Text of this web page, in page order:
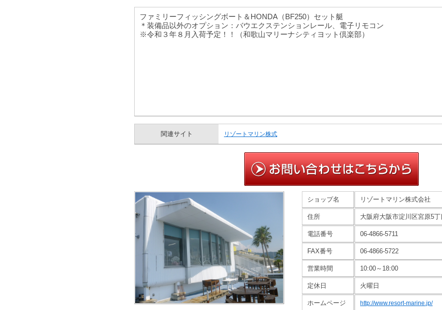
ファミリーフィッシングボート＆HONDA（BF250）セット艇
＊装備品以外のオプション：バウエクステンションレール、電子リモコン
※令和３年８月入荷予定！！（和歌山マリーナシティヨット倶楽部）
関連サイト リゾートマリン株式
ショップ名 リゾートマリン株式会社
住所 大阪府大阪市淀川区宮原5
電話番号 06-4866-5711
FAX番号 06-4866-5722
営業時間 10:00～18:00
定休日 火曜日
ホームページ http://www.resort-marine.jp/